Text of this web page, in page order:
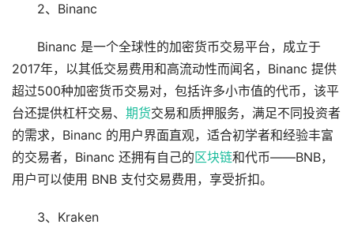
2、Binanc
Binanc 是一个全球性的加密货币交易平台，成立于
2017年，以其低交易费用和高流动性而闻名，Binanc 提供
超过500种加密货币交易对，包括许多小市值的代币，该平
台还提供杠杆交易、 期货交易和质押服务，满足不同投资者
的需求，Binanc 的用户界面直观，适合初学者和经验丰富
的交易者，Binanc 还拥有自己的区块链和代币——BNB，
用户可以使用 BNB 支付交易费用，享受折扣。
3、Kraken